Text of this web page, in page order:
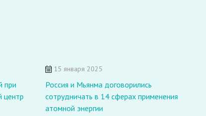
при
центр
15 января 2025
Россия и Мьянма договорились
сотрудничать в 14 сферах применения
атомной энергии